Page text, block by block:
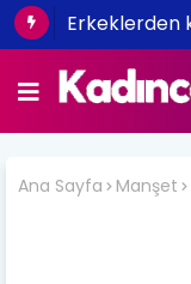
Tepeden
Ana Sayfa Manşet